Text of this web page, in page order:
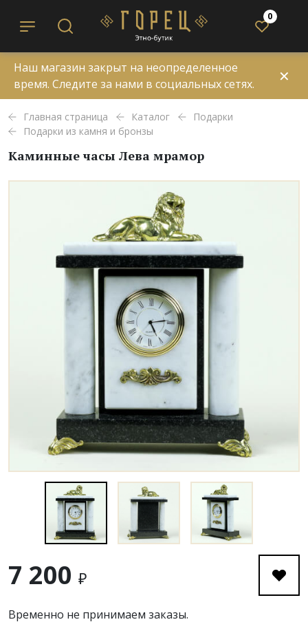
0
Наш магазин закрыт на неопределенное
время. Следите за нами в социальных сетях.
✕
Главная страница Каталог
Подарки
Подарки из камня и бронзы
Каминные часы Лева мрамор
7 200 ₽
Временно не принимаем заказы.